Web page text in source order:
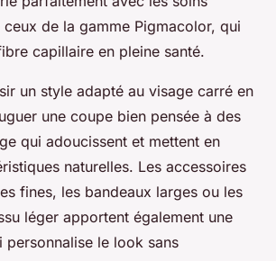
de la gamme Pigmacolor, qui
capillaire en pleine santé.
un style adapté au visage carré en
une coupe bien pensée à des
qui adoucissent et mettent en
naturelles. Les accessoires
fines, les bandeaux larges ou les
léger apportent également une
personnalise le look sans